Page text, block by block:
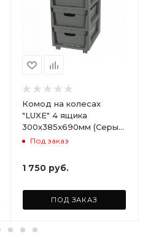
Комод на колесах
"LUXE" 4 ящика
300х385х690мм (Серый)
ARD258086
Под заказ
1 750 руб.
ПОД ЗАКАЗ